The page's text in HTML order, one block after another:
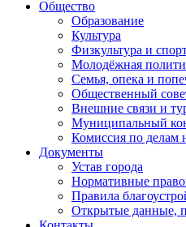
Общество
Образование
Культура
Физкультура и
Молодёжная
Семья, опека и
Общественный
Внешние связи и
Муниципальный
Комиссия по делам
Документы
Устав города
Нормативные
Правила
Открытые данные,